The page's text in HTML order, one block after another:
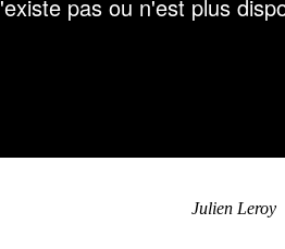
Julien Leroy